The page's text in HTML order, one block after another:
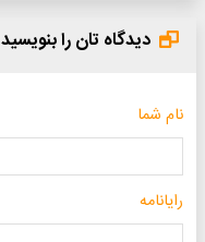
دیدگاه تان را بنویسید
نام شما
رایانامه